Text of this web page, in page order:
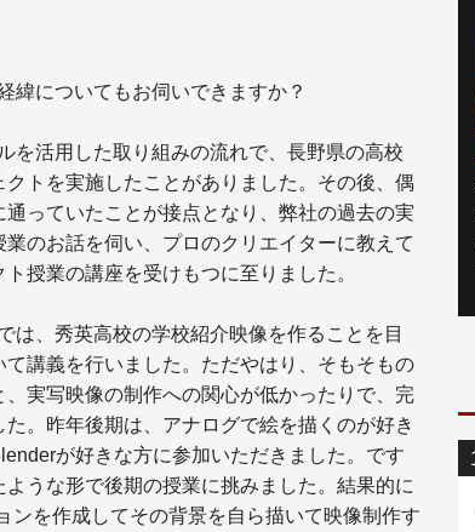
緯についてもお伺いできますか？
を活用した取り組みの流れで、長野県の高校
トを実施したことがありました。その後、偶
っていたことが接点となり、弊社の過去の実
のお話を伺い、プロのクリエイターに教えて
授業の講座を受けもつに至りました。
は、秀英高校の学校紹介映像を作ることを目
講義を行いました。ただやはり、そもそもの
実写映像の制作への関心が低かったりで、完
。昨年後期は、アナログで絵を描くのが好き
が好きな方に参加いただきました。です
うな形で後期の授業に挑みました。結果的に
ンを作成してその背景を自ら描いて映像制作す